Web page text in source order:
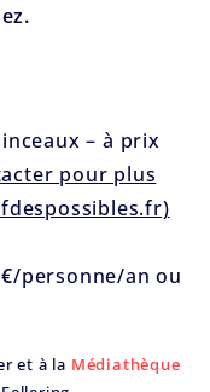
– à prix
pour plus
/personne/an ou
et à la Médiathèque